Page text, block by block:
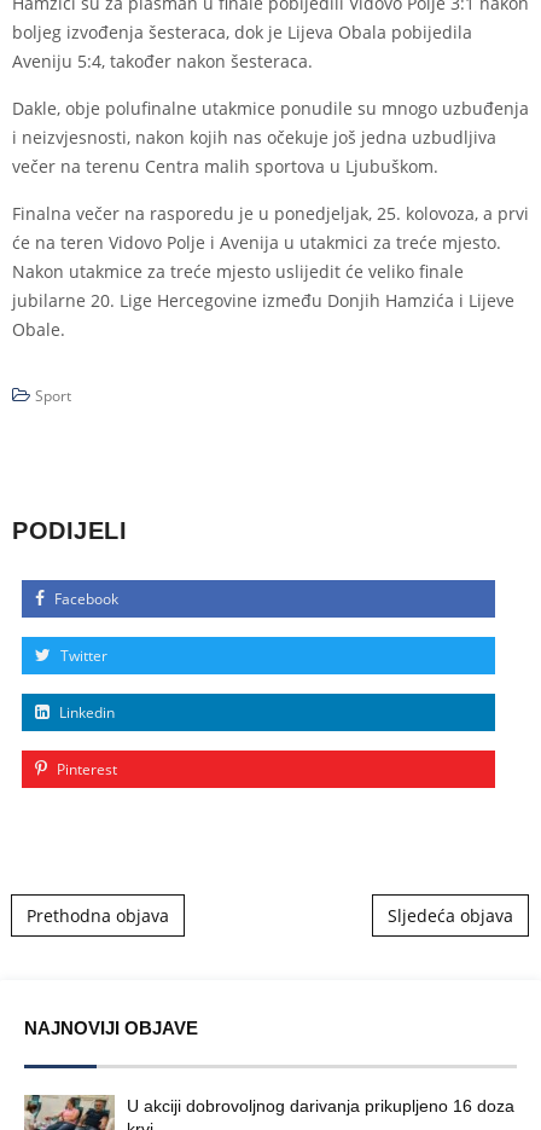
boljeg izvođenja šesteraca, dok je Lijeva Obala pobijedila
Aveniju 5:4, također nakon šesteraca.
Dakle, obje polufinalne utakmice ponudile su mnogo uzbuđenja
i neizvjesnosti, nakon kojih nas očekuje još jedna uzbudljiva
večer na terenu Centra malih sportova u Ljubuškom.
Finalna večer na rasporedu je u ponedjeljak, 25. kolovoza, a prvi
će na teren Vidovo Polje i Avenija u utakmici za treće mjesto.
Nakon utakmice za treće mjesto uslijedit će veliko finale
jubilarne 20. Lige Hercegovine između Donjih Hamzića i Lijeve
Obale.
Sport
PODIJELI
Facebook
Twitter
Linkedin
Pinterest
Post navigation
Prethodna objava Sljedeća objava
NAJNOVIJI OBJAVE
U akciji dobrovoljnog darivanja prikupljeno 16 doza